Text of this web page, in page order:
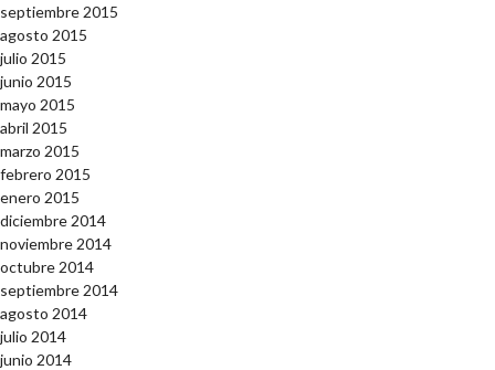
septiembre 2015
agosto 2015
julio 2015
junio 2015
mayo 2015
abril 2015
marzo 2015
febrero 2015
enero 2015
diciembre 2014
noviembre 2014
octubre 2014
septiembre 2014
agosto 2014
julio 2014
junio 2014